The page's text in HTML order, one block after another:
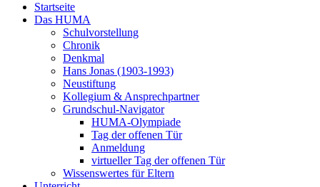
Startseite
Das HUMA
Schulvorstellung
Chronik
Denkmal
Hans Jonas (1903-1993)
Neustiftung
Kollegium & Ansprechpartner
Grundschul-Navigator
HUMA-Olympiade
Tag der offenen Tür
Anmeldung
virtueller Tag der offenen Tür
Wissenswertes für Eltern